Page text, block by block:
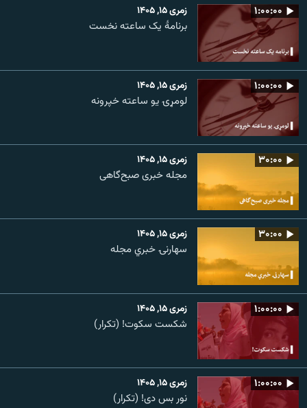
۱:۰۰:۰۰ زمری ۱۵, ۱۴۰۵
برنامۀ یک ساعته نخست
۱:۰۰:۰۰ زمری ۱۵, ۱۴۰۵
لومړۍ یو ساعته خپرونه
۳۰:۰۰ زمری ۱۵, ۱۴۰۵
مجله خبری صبح‌گاهی
۳۰:۰۰ زمری ۱۵, ۱۴۰۵
سهارنۍ خبري مجله
۱:۰۰:۰۰ زمری ۱۵, ۱۴۰۵
شکست سکوت! (تکرار)
۱:۰۰:۰۰ زمری ۱۵, ۱۴۰۵
نور بس دی! (تکرار)